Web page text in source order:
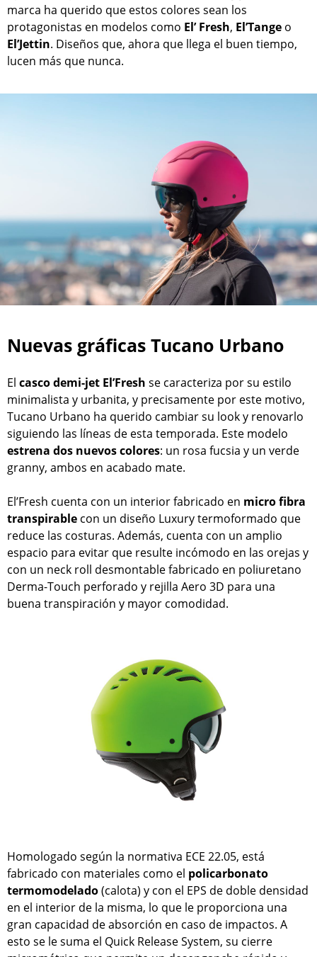
marca ha querido que estos colores sean los
protagonistas en modelos como El’ Fresh, El’Tange o
El’Jettin. Diseños que, ahora que llega el buen tiempo,
lucen más que nunca.
Nuevas gráficas Tucano Urbano
El casco demi-jet El’Fresh se caracteriza por su estilo
minimalista y urbanita, y precisamente por este motivo,
Tucano Urbano ha querido cambiar su look y renovarlo
siguiendo las líneas de esta temporada. Este modelo
estrena dos nuevos colores: un rosa fucsia y un verde
granny, ambos en acabado mate.
El’Fresh cuenta con un interior fabricado en micro fibra
transpirable con un diseño Luxury termoformado que
reduce las costuras. Además, cuenta con un amplio
espacio para evitar que resulte incómodo en las orejas y
con un neck roll desmontable fabricado en poliuretano
Derma-Touch perforado y rejilla Aero 3D para una
buena transpiración y mayor comodidad.
Homologado según la normativa ECE 22.05, está
fabricado con materiales como el policarbonato
termomodelado(calota) y con el EPS de doble densidad
en el interior de la misma, lo que le proporciona una
gran capacidad de absorción en caso de impactos. A
esto se le suma el Quick Release System, su cierre